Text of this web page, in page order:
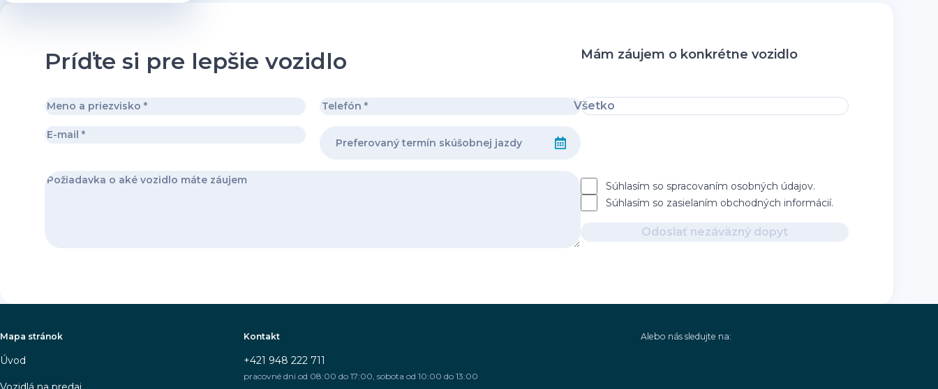
Príďte si pre lepšie vozidlo Mám záujem o konkrétne vozidlo
Všetko
Súhlasím so spracovaním osobných údajov.
Súhlasím so zasielaním obchodných informácií.
Odoslať nezáväzný dopyt
Mapa stránok
Úvod
Kontakt
+421 948 222 711
pracovné dni od 08:00 do 17:00, sobota od 10:00 do 13:00
Alebo nás sledujte na: